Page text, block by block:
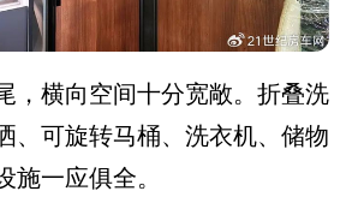
，横向空间十分宽敞。折叠洗
、可旋转马桶、洗衣机、储物
施一应俱全。